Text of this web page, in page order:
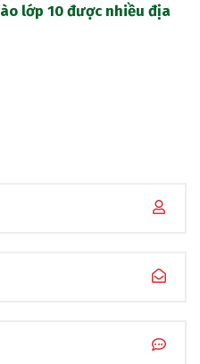
lớp 10 được nhiều địa